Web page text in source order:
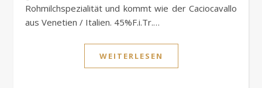
Rohmilchspezialität und kommt wie der Caciocavallo
aus Venetien / Italien. 45%F.i.Tr.…
WEITERLESEN